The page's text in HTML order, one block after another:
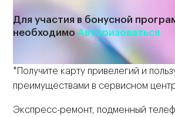
Для участия в бонусной
необходимоАвторизоваться
*Получите карту привелегий и
преимуществами в сервисном
Экспресс-ремонт, подменный